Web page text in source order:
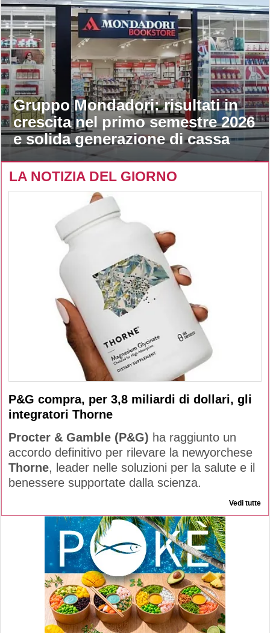
Gruppo Mondadori: risultati in
crescita nel primo semestre 2026
e solida generazione di cassa
LA NOTIZIA DEL GIORNO
P&G compra, per 3,8 miliardi di dollari, gli
integratori Thorne
Procter & Gamble (P&G) ha raggiunto un
accordo definitivo per rilevare la newyorchese
Thorne, leader nelle soluzioni per la salute e il
benessere supportate dalla scienza.
Vedi tutte